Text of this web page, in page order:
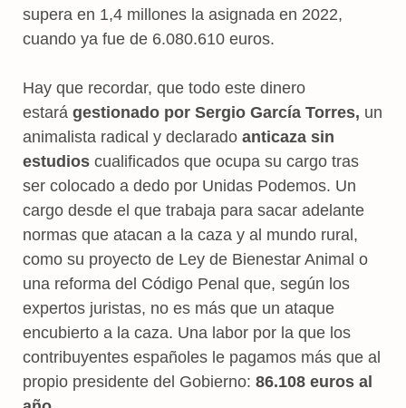
supera en 1,4 millones la asignada en 2022,
cuando ya fue de 6.080.610 euros.
Hay que recordar, que todo este dinero
estará gestionado por Sergio García Torres, un
animalista radical y declarado anticaza sin
estudios cualificados que ocupa su cargo tras
ser colocado a dedo por Unidas Podemos. Un
cargo desde el que trabaja para sacar adelante
normas que atacan a la caza y al mundo rural,
como su proyecto de Ley de Bienestar Animal o
una reforma del Código Penal que, según los
expertos juristas, no es más que un ataque
encubierto a la caza. Una labor por la que los
contribuyentes españoles le pagamos más que al
propio presidente del Gobierno: 86.108 euros al